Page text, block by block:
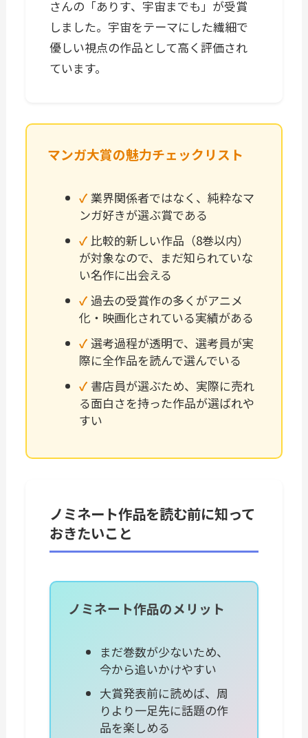
さんの「ありす、宇宙までも」が受賞
しました。宇宙をテーマにした繊細で
優しい視点の作品として高く評価され
ています。
マンガ大賞の魅力チェックリスト
業界関係者ではなく、純粋なマ
ンガ好きが選ぶ賞である
比較的新しい作品（8巻以内）
が対象なので、まだ知られていな
い名作に出会える
過去の受賞作の多くがアニメ
化・映画化されている実績がある
選考過程が透明で、選考員が実
際に全作品を読んで選んでいる
書店員が選ぶため、実際に売れ
る面白さを持った作品が選ばれや
すい
ノミネート作品を読む前に知って
おきたいこと
ノミネート作品のメリット
まだ巻数が少ないため、
今から追いかけやすい
大賞発表前に読めば、周
りより一足先に話題の作
品を楽しめる